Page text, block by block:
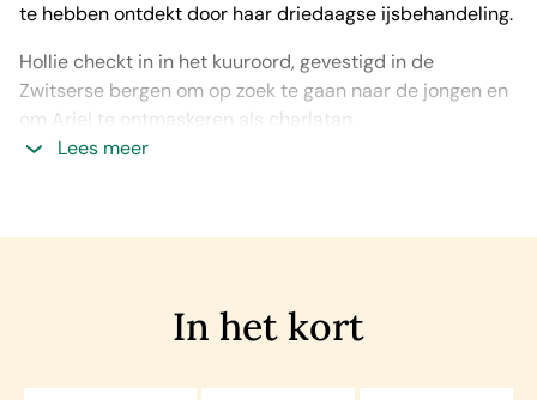
te hebben ontdekt door haar driedaagse ijsbehandeling.
Hollie checkt in in het kuuroord, gevestigd in de
Zwitserse bergen om op zoek te gaan naar de jongen en
om Ariel te ontmaskeren als charlatan.
Lees meer
In het kort